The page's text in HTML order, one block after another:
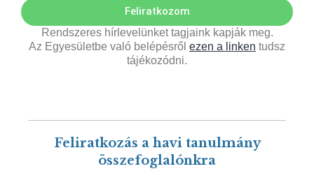
Feliratkozom
Rendszeres hírlevelünket tagjaink kapják meg.
Az Egyesületbe való belépésről ezen a linken tudsz
tájékozódni.
Feliratkozás a havi tanulmány
összefoglalónkra